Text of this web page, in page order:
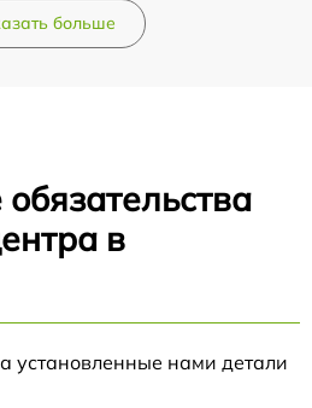
больше
в
установленные нами детали